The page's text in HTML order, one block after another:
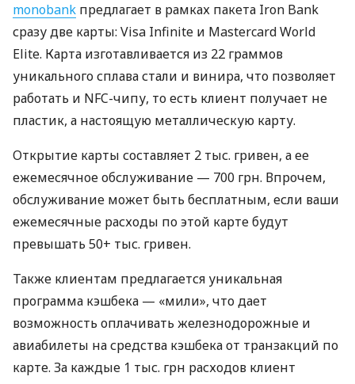
monobank предлагает в рамках пакета Iron Bank
сразу две карты: Visa Infinite и Mastercard World
Elite. Карта изготавливается из 22 граммов
уникального сплава стали и винира, что позволяет
работать и NFC-чипу, то есть клиент получает не
пластик, а настоящую металлическую карту.
Открытие карты составляет 2 тыс. гривен, а ее
ежемесячное обслуживание — 700 грн. Впрочем,
обслуживание может быть бесплатным, если ваши
ежемесячные расходы по этой карте будут
превышать 50+ тыс. гривен.
Также клиентам предлагается уникальная
программа кэшбека — «мили», что дает
возможность оплачивать железнодорожные и
авиабилеты на средства кэшбека от транзакций по
карте. За каждые 1 тыс. грн расходов клиент